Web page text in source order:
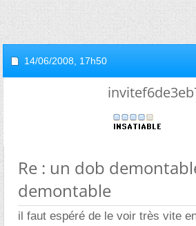
14/06/2008, 17h50
Re : un dob
demontable
il faut espéré de le voir très vite